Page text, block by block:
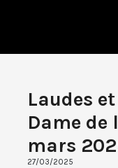
Laudes
Dame de
mars
27/03/2025